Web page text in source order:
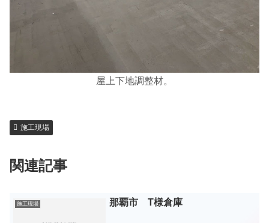
屋上下地調整材。
施工現場
関連記事
施工現場 那覇市 T様倉庫